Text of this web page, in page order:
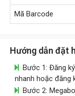
Mã Barcode
Hướng dẫn đặt
Bước 1: Đăng
nhanh hoặc đăng
Bước 2: